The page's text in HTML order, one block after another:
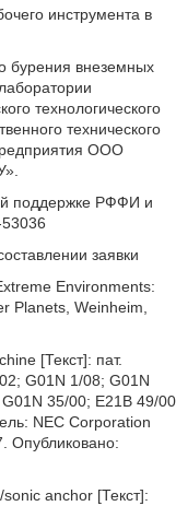
инструмента в
бурения внеземных
технологического
технического
ООО
поддержке РФФИ и
заявки
Environments:
Planets, Weinheim,
[Текст]: пат.
G01N 1/08; G01N
35/00; E21B 49/00
NEC Corporation
Опубликовано:
anchor [Текст]: